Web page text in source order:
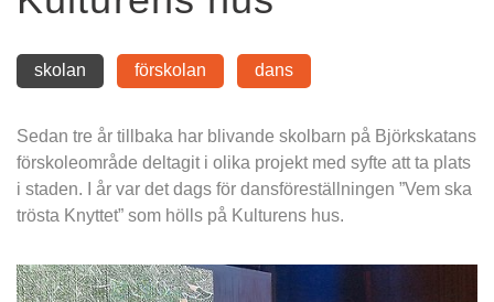
skolan förskolan dans
Sedan tre år tillbaka har blivande skolbarn på Björkskatans
förskoleområde deltagit i olika projekt med syfte att ta plats
i staden. I år var det dags för dansföreställningen ”Vem ska
trösta Knyttet” som hölls på Kulturens hus.